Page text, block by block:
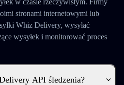
w czasie rzeczywistym. Firmy
stronami internetowymi lub
Whiz Delivery, wysyłać
wysyłek i monitorować proces
API śledzenia?